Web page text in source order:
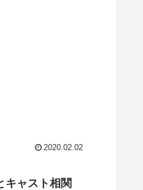
2020.02.02
キャスト相関